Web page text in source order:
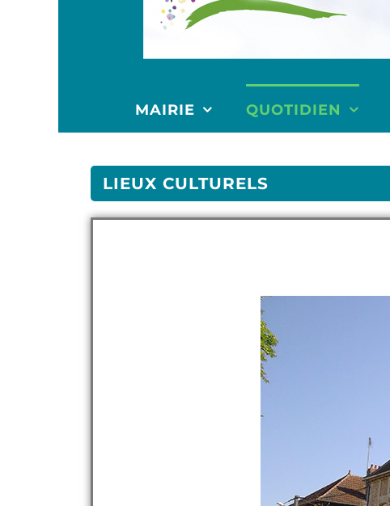
MAIRIE QUOTIDIEN
LIEUX CULTURELS